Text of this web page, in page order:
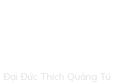
Đại Đức Thích Quảng Tú